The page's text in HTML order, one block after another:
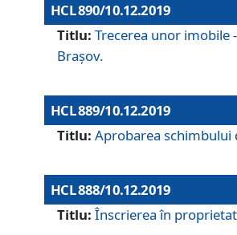
HCL 890/10.12.2019
Titlu: Trecerea unor imobile
Brașov.
HCL 889/10.12.2019
Titlu: Aprobarea schimbului
HCL 888/10.12.2019
Titlu: Înscrierea în